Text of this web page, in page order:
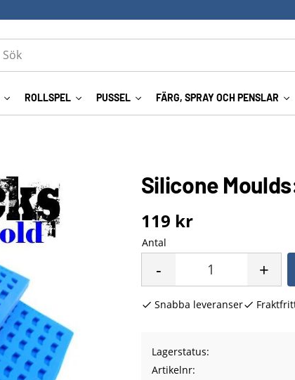
ROLLSPEL PUSSEL FÄRG, SPRAY OCH PENSLAR
Silicone
119 kr
Antal
+
-
Snabba leveranser
Lagerstatus
Artikelnr